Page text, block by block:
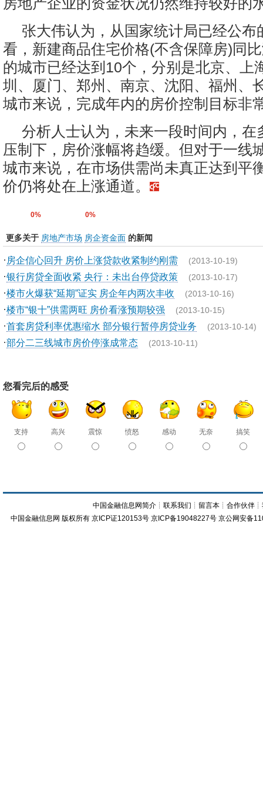
张大伟认为，从国家统计局已经公布
看，新建商品住宅价格(不含保障房)同
的城市已经达到10个，分别是北京、上
圳、厦门、郑州、南京、沈阳、福州、
城市来说，完成年内的房价控制目标非
分析人士认为，未来一段时间内，在
压制下，房价涨幅将趋缓。但对于一线
城市来说，在市场供需尚未真正达到平
价仍将处在上涨通道。
0% 0%
更多关于 房地产市场 房企资金面 的新闻
· 房企信心回升 房价上涨贷款收紧制约刚需 (2013-10-19)
·银行房贷全面收紧 央行：未出台停贷政策 (2013-10-17)
·楼市火爆获“延期”证实 房企年内两次丰收 (2013-10-16)
·楼市“银十”供需两旺 房价看涨预期较强 (2013-10-15)
·首套房贷利率优惠缩水 部分银行暂停房贷业务 (2013-10-14)
·部分二三线城市房价停涨成常态 (2013-10-11)
您看完后的感受
支持 高兴 震惊 愤怒 感动 无奈 搞笑
中国金融信息网简介 ┊联系我们 ┊ 留言本 ┊合作伙伴 ┊
中国金融信息网 版权所有 京ICP证120153号 京ICP备19048227号 京公网安备